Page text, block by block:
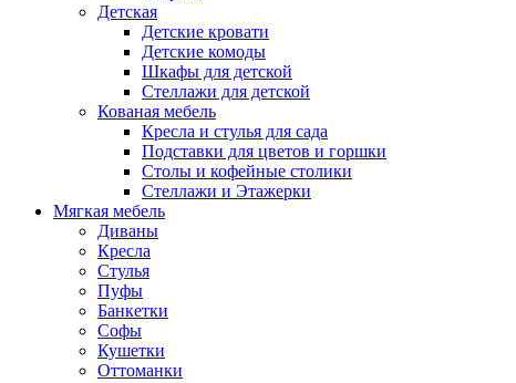
Детская
Детские кровати
Детские комоды
Шкафы для детской
Стеллажи для детской
Кованая мебель
Кресла и стулья для сада
Подставки для цветов и горшки
Столы и кофейные столики
Стеллажи и Этажерки
Мягкая мебель
Диваны
Кресла
Стулья
Пуфы
Банкетки
Софы
Кушетки
Оттоманки